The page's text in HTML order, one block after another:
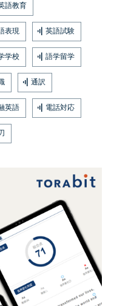
語教育
表現 英語試験
学校 語学留学
通訳
英語 電話対応